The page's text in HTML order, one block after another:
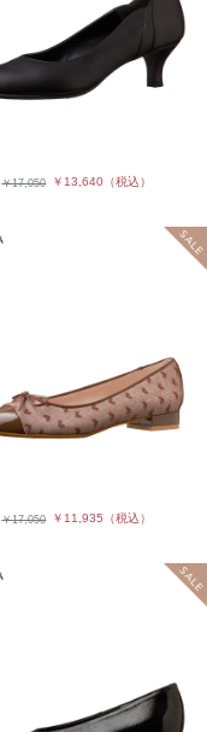
￥17,050 ￥13,640 （税込）
￥17,050 ￥11,935 （税込）